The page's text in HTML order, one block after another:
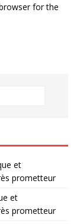
for the
et
prometteur
et
prometteur